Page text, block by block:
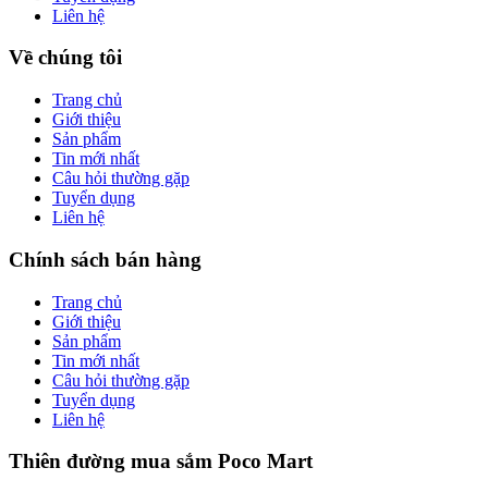
Liên hệ
Về chúng tôi
Trang chủ
Giới thiệu
Sản phẩm
Tin mới nhất
Câu hỏi thường gặp
Tuyển dụng
Liên hệ
Chính sách bán hàng
Trang chủ
Giới thiệu
Sản phẩm
Tin mới nhất
Câu hỏi thường gặp
Tuyển dụng
Liên hệ
Thiên đường mua sắm Poco Mart